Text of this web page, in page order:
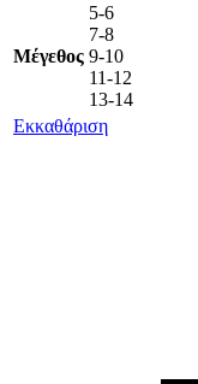
Μέγεθος
5-6
7-8
9-10
11-12
13-14
Εκκαθάριση